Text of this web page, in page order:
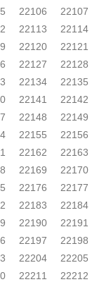
22106 22107
22113 22114
22120 22121
22127 22128
22134 22135
22141 22142
22148 22149
22155 22156
22162 22163
22169 22170
22176 22177
22183 22184
22190 22191
22197 22198
22204 22205
22211 22212